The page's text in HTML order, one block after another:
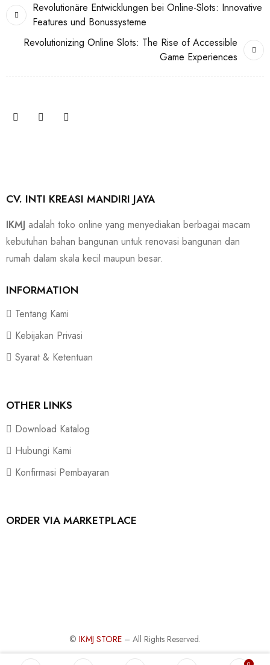
Revolutionäre Entwicklungen bei Online-Slots: Innovative
Features und Bonussysteme
Revolutionizing Online Slots: The Rise of Accessible
Game Experiences
CV. INTI KREASI MANDIRI JAYA
IKMJ adalah toko online yang menyediakan berbagai macam
kebutuhan bahan bangunan untuk renovasi bangunan dan
rumah dalam skala kecil maupun besar.
INFORMATION
Tentang Kami
Kebijakan Privasi
Syarat & Ketentuan
OTHER LINKS
Download Katalog
Hubungi Kami
Konfirmasi Pembayaran
ORDER VIA MARKETPLACE
© IKMJ STORE – All Rights Reserved.